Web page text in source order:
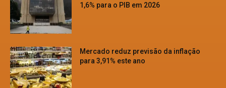
1,6% para o PIB em 2026
Mercado reduz previsão da inflação
para 3,91% este ano